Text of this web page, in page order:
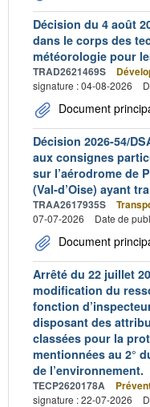
Décision du 4 août
dans le corps des
météorologie pour
TRAD2621469S
signature : 04-08-2026
Document
Décision 2026-54/
aux consignes
sur l’aérodrome de
(Val-d’Oise) ayant
TRAA2617935S
07-07-2026
Date de
Document
Arrêté du 22 juillet
modification du
fonction
disposant des
classées pour la
mentionnées au 2°
de l’environnement.
TECP2620178A
signature : 22-07-2026